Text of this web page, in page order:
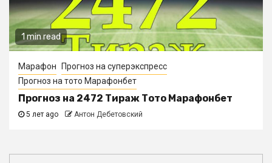
1 min read
Марафон
Прогноз на суперэкспресс
Прогноз на тото Марафонбет
Прогноз на 2472 Тираж Тото Марафонбет
5 лет ago Антон Дебетовский